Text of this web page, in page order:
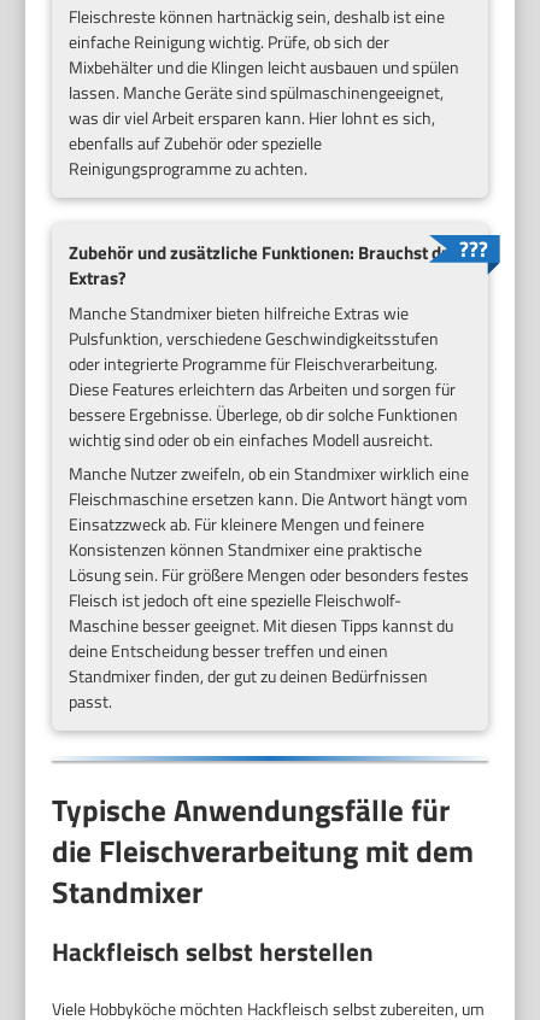
Fleischreste können hartnäckig sein, deshalb ist eine
einfache Reinigung wichtig. Prüfe, ob sich der
Mixbehälter und die Klingen leicht ausbauen und spülen
lassen. Manche Geräte sind spülmaschinengeeignet,
was dir viel Arbeit ersparen kann. Hier lohnt es sich,
ebenfalls auf Zubehör oder spezielle
Reinigungsprogramme zu achten.
Zubehör und zusätzliche Funktionen: Brauchst du
Extras?
Manche Standmixer bieten hilfreiche Extras wie
Pulsfunktion, verschiedene Geschwindigkeitsstufen
oder integrierte Programme für Fleischverarbeitung.
Diese Features erleichtern das Arbeiten und sorgen für
bessere Ergebnisse. Überlege, ob dir solche Funktionen
wichtig sind oder ob ein einfaches Modell ausreicht.
Manche Nutzer zweifeln, ob ein Standmixer wirklich eine
Fleischmaschine ersetzen kann. Die Antwort hängt vom
Einsatzzweck ab. Für kleinere Mengen und feinere
Konsistenzen können Standmixer eine praktische
Lösung sein. Für größere Mengen oder besonders festes
Fleisch ist jedoch oft eine spezielle Fleischwolf-
Maschine besser geeignet. Mit diesen Tipps kannst du
deine Entscheidung besser treffen und einen
Standmixer finden, der gut zu deinen Bedürfnissen
passt.
Typische Anwendungsfälle für
die Fleischverarbeitung mit dem
Standmixer
Hackfleisch selbst herstellen
Viele Hobbyköche möchten Hackfleisch selbst zubereiten, um